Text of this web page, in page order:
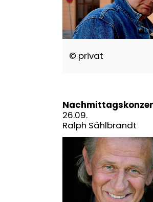
© privat
26.09.
Ralph Sählbrandt